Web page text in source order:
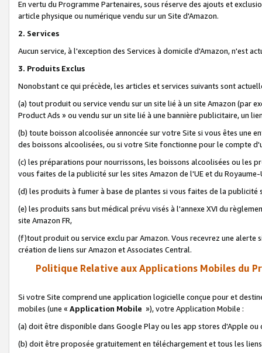
En vertu du Programme Partenaires, sous réserve des ajouts et
article physique ou numérique vendu sur un Site d'Amazon.
2. Services
Aucun service, à l'exception des Services à domicile d'Amazon, n'est
3. Produits Exclus
Nonobstant ce qui précède, les articles et services suivants sont
(a) tout produit ou service vendu sur un site lié à un site Amazon (par
Product Ads » ou vendu sur un site lié à une bannière publicitaire, un
(b) toute boisson alcoolisée annoncée sur votre Site si vous êtes une
des boissons alcoolisées, ou si votre Site fonctionne pour le compte
(c) les préparations pour nourrissons, les boissons alcoolisées ou les
vous faites de la publicité sur les sites Amazon de l'UE et du Royaume-
(d) les produits à fumer à base de plantes si vous faites de la publicité
(e) les produits sans but médical prévu visés à l'annexe XVI du
site Amazon FR,
(f)tout produit ou service exclu par Amazon. Vous recevrez une alerte
création de liens sur Amazon et Associates Central.
Politique Relative aux Applications Mobiles du
Si votre Site comprend une application logicielle conçue pour et
mobiles (une « Application Mobile »), votre Application Mobile :
(a) doit être disponible dans Google Play ou les app stores d'Apple ou
(b) doit être proposée gratuitement en téléchargement et tous les